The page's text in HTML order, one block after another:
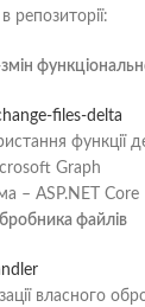
репозиторії:
files-delta
функції
Graph
– ASP.NET Core
файлів
власного